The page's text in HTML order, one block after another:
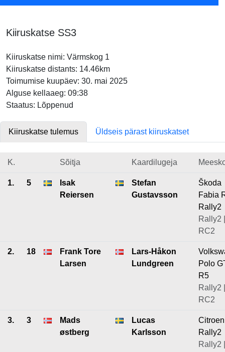
Kiiruskatse SS3
Kiiruskatse nimi: Värmskog 1
Kiiruskatse distants: 14.46km
Toimumise kuupäev: 30. mai 2025
Alguse kellaaeg: 09:38
Staatus: Lõppenud
Kiiruskatse tulemus Üldseis pärast kiiruskatset
K. Sõitja Kaardilugeja
1. 5
Isak
Reiersen
Stefan
Gustavsson
Škoda
Fabia
Rally2
Rally2 |
RC2
2. 18
Frank Tore
Larsen
Lars-Håkon
Lundgreen
Polo
R5
Rally2 |
RC2
3. 3
Mads
østberg
Lucas
Karlsson
Rally2
Rally2 |